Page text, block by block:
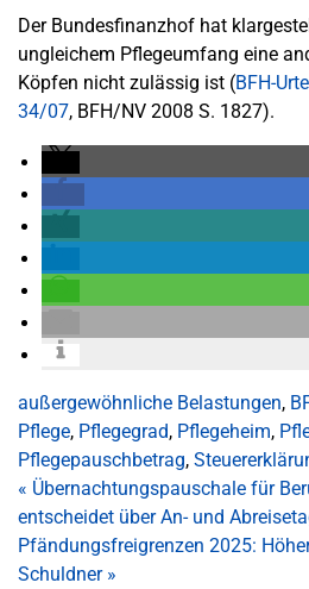
Der Bundesfinanzhof hat
ungleichem Pflegeumfang eine
Köpfen nicht zulässig ist (BFH-
34/07, BFH/NV 2008 S. 1827).
außergewöhnliche Belastungen,
Pflege, Pflegegrad, Pflegeheim,
Pflegepauschbetrag,
« Übernachtungspauschale für
entscheidet über An- und
Pfändungsfreigrenzen 2025:
Schuldner »